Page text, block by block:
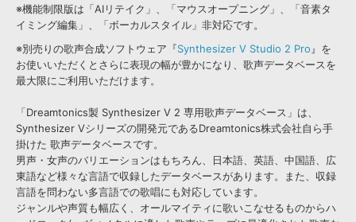
※機能制限版は「AIリテイク」、「マウスオープニング」、「音素タ
イミング編集」、「ボーカルスタイル」非対応です。
※別売りの歌声合成ソフトウェア『Synthesizer V Studio 2 Pro 』を
お使いいただくとさらに表現の幅が豊かになり、歌声データベースを
最大限にご利用いただけます。
「Dreamtonics製 Synthesizer V 2 専用歌声データベース」は、
Synthesizer Vシリーズの開発元であるDreamtonics株式会社自ら手
掛けた 歌声データベースです。
男声・女声のバリエーションはもちろん、日本語、英語、中国語、広
東語など様々な言語で収録したデータベースがあります。また、収録
言語を問わない多言語での歌唱にも対応しています。
ジャンルや声質も幅広く、オールマイティに歌いこなせるものからハ